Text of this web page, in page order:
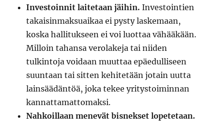
Investoinnit laitetaan jäihin. Investointien
takaisinmaksuaikaa ei pysty laskemaan,
koska hallitukseen ei voi luottaa vähääkään.
Milloin tahansa verolakeja tai niiden
tulkintoja voidaan muuttaa epäedulliseen
suuntaan tai sitten kehitetään jotain uutta
lainsäädäntöä, joka tekee yritystoiminnan
kannattamattomaksi.
Nahkoillaan menevät bisnekset lopetetaan.